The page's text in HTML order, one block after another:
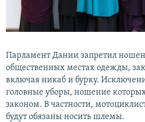
Парламент Дании запретил
общественных местах одежды,
включая никаб и бурку.
головные уборы, ношение
законом. В частности,
будут обязаны носить шлемы.